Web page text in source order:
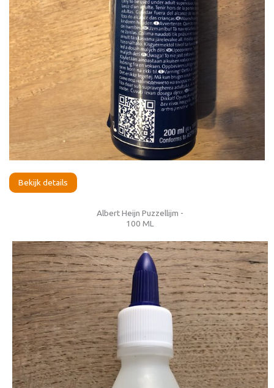
Bekijk details
Albert Heijn Puzzellijm -
100 ML